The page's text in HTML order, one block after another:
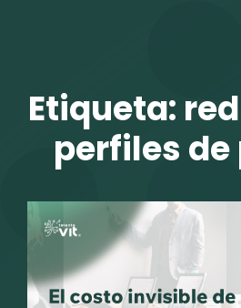
Etiqueta:
perfiles